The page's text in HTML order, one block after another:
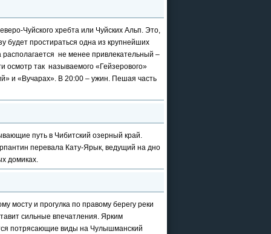
Чуйского хребта или Чуйских Альп. Это,
будет простираться одна из крупнейших
не менее привлекательный –
осмотр так называемого «Гейзерового»
и «Вучарах». В 20:00 – ужин. Пешая часть
путь в Чибитский озерный край.
перевала Кату-Ярык, ведущий на дно
домиках.
мосту и прогулка по правому берегу реки
сильные впечатления. Ярким
потрясающие виды на Чулышманский